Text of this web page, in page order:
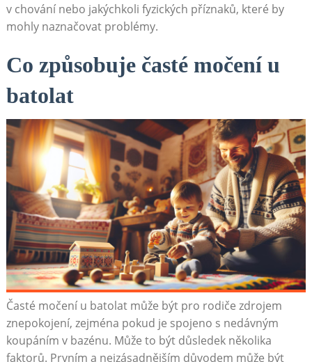
v chování nebo jakýchkoli fyzických příznaků, které by
mohly naznačovat problémy.
Co způsobuje časté močení u
batolat
Časté močení u batolat může být pro rodiče zdrojem
znepokojení, zejména pokud je spojeno s nedávným
koupáním v bazénu. Může to být důsledek několika
faktorů. Prvním a nejzásadnějším důvodem může být